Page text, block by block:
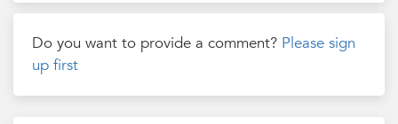
Do you want to provide a comment? Please sign
up first